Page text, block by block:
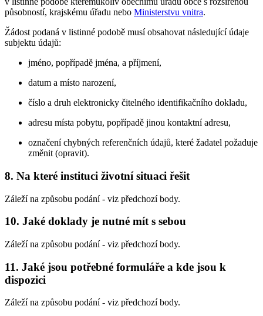
působností, krajskému úřadu nebo Ministerstvu vnitra.
Žádost podaná v listinné podobě musí obsahovat následující údaje
subjektu údajů:
jméno, popřípadě jména, a příjmení,
datum a místo narození,
číslo a druh elektronicky čitelného identifikačního dokladu,
adresu místa pobytu, popřípadě jinou kontaktní adresu,
označení chybných referenčních údajů, které žadatel požaduje
změnit (opravit).
8. Na které instituci životní situaci řešit
Záleží na způsobu podání - viz předchozí body.
10. Jaké doklady je nutné mít s sebou
Záleží na způsobu podání - viz předchozí body.
11. Jaké jsou potřebné formuláře a kde jsou k
dispozici
Záleží na způsobu podání - viz předchozí body.